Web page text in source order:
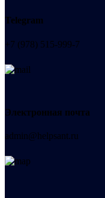
Telegram
+7 (978) 515-999-7
Электронная почта
admin@helpsant.ru